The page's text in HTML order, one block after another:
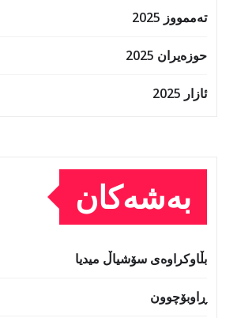
تەممووز 2025
حوزه‌یران 2025
ئازار 2025
بەشەکان
بڵاوکراوەی سۆشیاڵ میدیا
ڕاوبۆچوون